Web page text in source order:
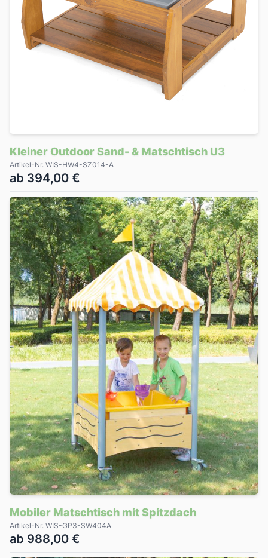
Kleiner Outdoor Sand- & Matschtisch U3
Artikel-Nr. WIS-HW4-SZ014-A
ab 394,00 €
Mobiler Matschtisch mit Spitzdach
Artikel-Nr. WIS-GP3-SW404A
ab 988,00 €